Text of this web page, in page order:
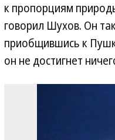
к пропорциям
говорил Шухов. Он
приобщившись к
он не достигнет